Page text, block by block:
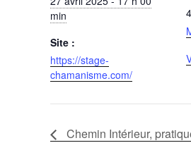
min
Site :
https://stage-
chamanisme.com/
Chemin Intérieur,